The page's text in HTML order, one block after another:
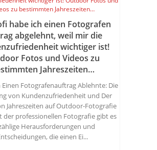
habe ich einen Fotografen
abgelehnt, weil mir die
wichtiger ist!
Fotos und Videos zu
Jahreszeiten…
Fotografenauftrag Ablehnte: Die
von Kundenzufriedenheit und Der
Jahreszeiten auf Outdoor-Fotografie
der professionellen Fotografie gibt es
Herausforderungen und
die einen Ei...